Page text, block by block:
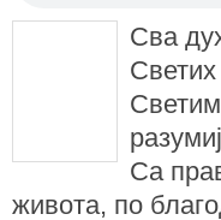
Сва
Светих
Са
живота, по